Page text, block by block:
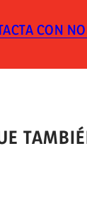
el producto.
vacío en skin-pack.
CON